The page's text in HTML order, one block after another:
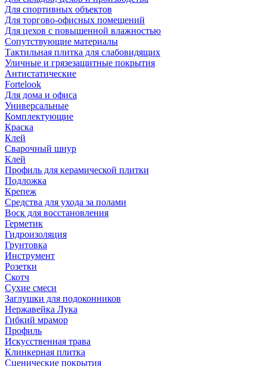
Для спортивных объектов
Для торгово-офисных помещений
Для цехов с повышенной влажностью
Сопутствующие материалы
Тактильная плитка для слабовидящих
Уличные и грязезащитные покрытия
Антистатические
Fortelook
Для дома и офиса
Универсальные
Комплектующие
Краска
Клей
Сварочный шнур
Клей
Профиль для керамической плитки
Подложка
Крепеж
Средства для ухода за полами
Воск для восстановления
Герметик
Гидроизоляция
Грунтовка
Инструмент
Розетки
Скотч
Сухие смеси
Заглушки для подоконников
Нержавейка Лука
Гибкий мрамор
Профиль
Искусственная трава
Клинкерная плитка
Сценические покрытия